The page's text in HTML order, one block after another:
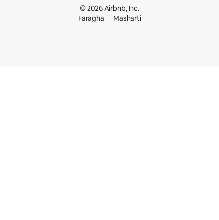
© 2026 Airbnb, Inc.
Faragha
Masharti